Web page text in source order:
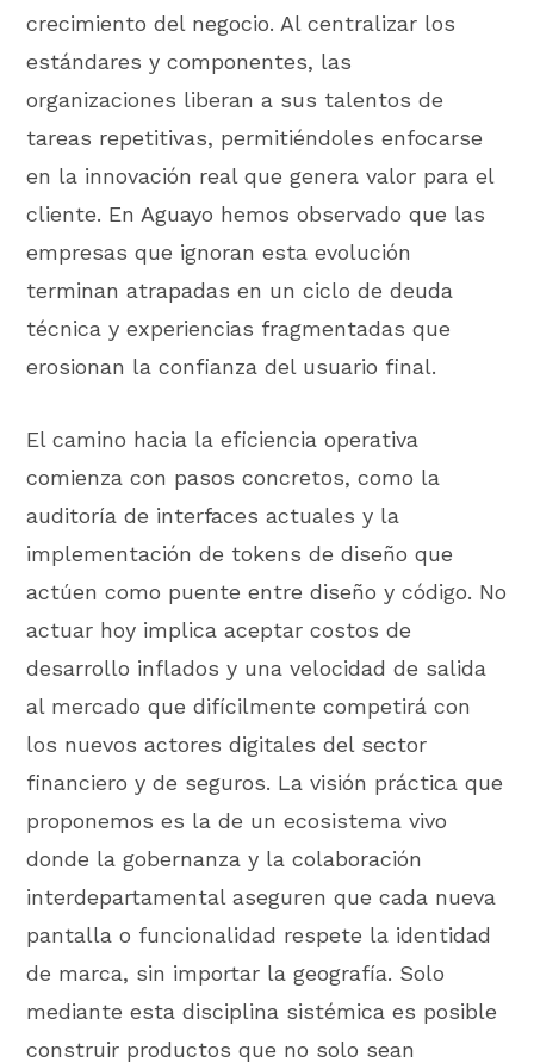
crecimiento del negocio. Al centralizar los
estándares y componentes, las
organizaciones liberan a sus talentos de
tareas repetitivas, permitiéndoles enfocarse
en la innovación real que genera valor para el
cliente. En Aguayo hemos observado que las
empresas que ignoran esta evolución
terminan atrapadas en un ciclo de deuda
técnica y experiencias fragmentadas que
erosionan la confianza del usuario final.
El camino hacia la eficiencia operativa
comienza con pasos concretos, como la
auditoría de interfaces actuales y la
implementación de tokens de diseño que
actúen como puente entre diseño y código. No
actuar hoy implica aceptar costos de
desarrollo inflados y una velocidad de salida
al mercado que difícilmente competirá con
los nuevos actores digitales del sector
financiero y de seguros. La visión práctica que
proponemos es la de un ecosistema vivo
donde la gobernanza y la colaboración
interdepartamental aseguren que cada nueva
pantalla o funcionalidad respete la identidad
de marca, sin importar la geografía. Solo
mediante esta disciplina sistémica es posible
construir productos que no solo sean